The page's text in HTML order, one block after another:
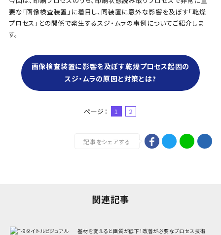
要な「画像検査装置」に着目し、同装置に意外な影響を及ぼす「乾燥
プロセス」との関係で発生するスジ・ムラの事例についてご紹介しま
す。
画像検査装置に影響を及ぼす乾燥プロセス起因の
スジ・ムラの原因と対策とは?
ページ： 1 2
記事をシェアする
関連記事
基材を変えると画質が低下！改善が必要なプロセス技術